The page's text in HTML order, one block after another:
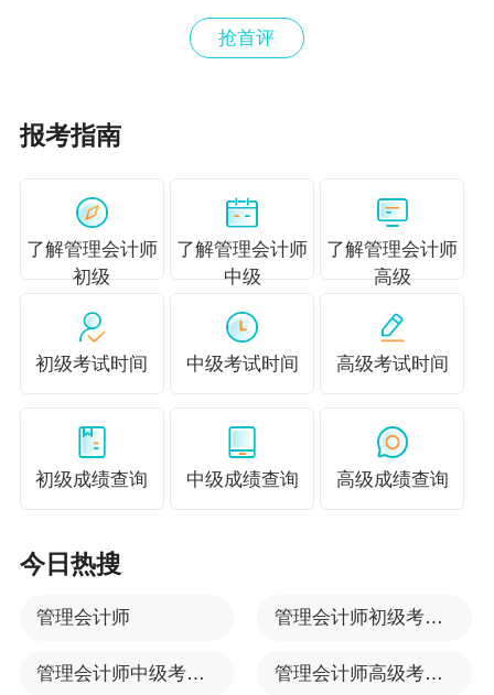
2022年高级管理会计师招生简章公布
抢首评
报考指南
了解管理会计师
初级
了解管理会计师
中级
了解管理会计师
高级
初级考试时间 中级考试时间 高级考试时间
初级成绩查询 中级成绩查询 高级成绩查询
今日热搜
管理会计师 管理会计师初级考试时间
管理会计师中级考试时间 管理会计师高级考试时间